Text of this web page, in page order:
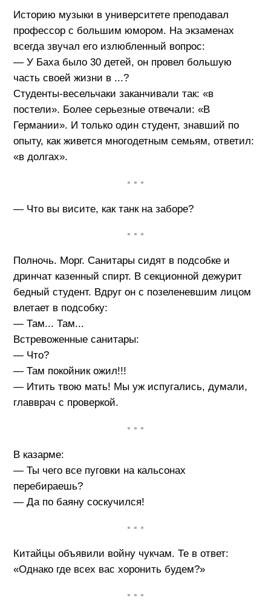
Историю музыки в университете преподавал
профессор с большим юмором. На экзаменах
всегда звучал его излюбленный вопрос:
— У Баха было 30 детей, он провел большую
часть своей жизни в ...?
Студенты-весельчаки заканчивали так: «в
постели». Более серьезные отвечали: «В
Германии». И только один студент, знавший по
опыту, как живется многодетным семьям, ответил:
«в долгах».
• • •
— Что вы висите, как танк на заборе?
• • •
Полночь. Морг. Санитары сидят в подсобке и
дpинчат казенный спирт. В секционной дежурит
бедный студент. Вдруг он с позеленевшим лицом
влетает в подсобку:
— Там... Там...
Встревоженные санитары:
— Что?
— Там покойник ожил!!!
— Итить твою мать! Мы уж испугались, думали,
главврач с проверкой.
• • •
В казарме:
— Ты чего все пуговки на кальсонах
перебираешь?
— Да по баяну соскучился!
• • •
Китайцы объявили войну чукчам. Те в ответ:
«Однако где всех вас хоронить будем?»
• • •